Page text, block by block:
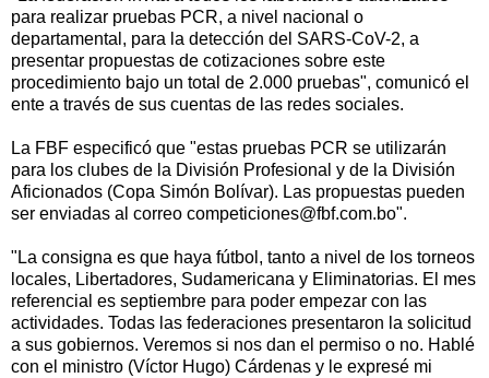
para realizar pruebas PCR, a nivel nacional o
departamental, para la detección del SARS-CoV-2, a
presentar propuestas de cotizaciones sobre este
procedimiento bajo un total de 2.000 pruebas", comunicó el
ente a través de sus cuentas de las redes sociales.
La FBF especificó que "estas pruebas PCR se utilizarán
para los clubes de la División Profesional y de la División
Aficionados (Copa Simón Bolívar). Las propuestas pueden
ser enviadas al correo competiciones@fbf.com.bo".
"La consigna es que haya fútbol, tanto a nivel de los torneos
locales, Libertadores, Sudamericana y Eliminatorias. El mes
referencial es septiembre para poder empezar con las
actividades. Todas las federaciones presentaron la solicitud
a sus gobiernos. Veremos si nos dan el permiso o no. Hablé
con el ministro (Víctor Hugo) Cárdenas y le expresé mi